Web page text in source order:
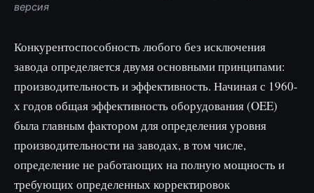
версия
Конкурентоспособность любого без исключения
завода определяется двумя основными принципами:
производительность и эффективность. Начиная с 1960-
х годов общая эффективность оборудования (OEE)
была главным фактором для определения уровня
производительности на заводах, в том числе,
определение не работающих на полную мощность и
требующих определенных корректировок